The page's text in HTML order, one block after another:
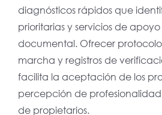
diagnósticos rápidos que
prioritarias y servicios de
documental. Ofrecer
marcha y registros de
facilita la aceptación de los
percepción de
de propietarios.